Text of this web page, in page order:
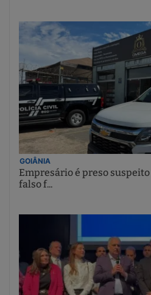
GOIÂNIA
Empresário é preso
falso f...